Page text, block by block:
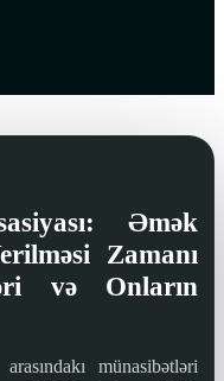
Əmək
Zamanı
və Onların
münasibətləri